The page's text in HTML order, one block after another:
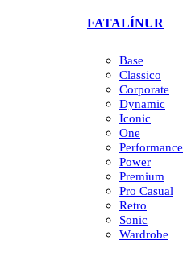
FATALÍNUR
Base
Classico
Corporate
Dynamic
Iconic
One
Performance
Power
Premium
Pro Casual
Retro
Sonic
Wardrobe